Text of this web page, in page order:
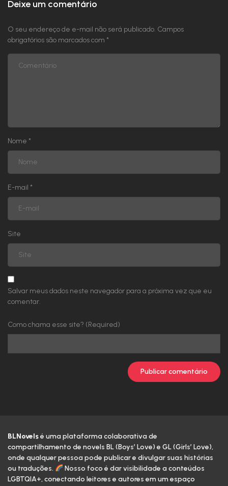
Deixe um comentário
O seu endereço de e-mail não será publicado. Campos
obrigatórios são marcados com *
Nome *
E-mail *
Site
Salvar meus dados neste navegador para a próxima vez que eu
comentar.
Como chama esse site? (Required)
BLNovelsé uma plataforma colaborativa de
compartilhamento de novels BL (Boys’ Love) e GL (Girls’ Love),
onde qualquer pessoa pode publicar e divulgar suas histórias
ou traduções.
Nosso foco é dar visibilidade a conteúdos
LGBTQIA+, conectando leitores e autores em um espaço